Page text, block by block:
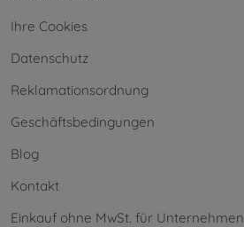
Ihre Cookies
Datenschutz
Reklamationsordnung
Geschäftsbedingungen
Blog
Kontakt
Einkauf ohne MwSt. für Unternehmen